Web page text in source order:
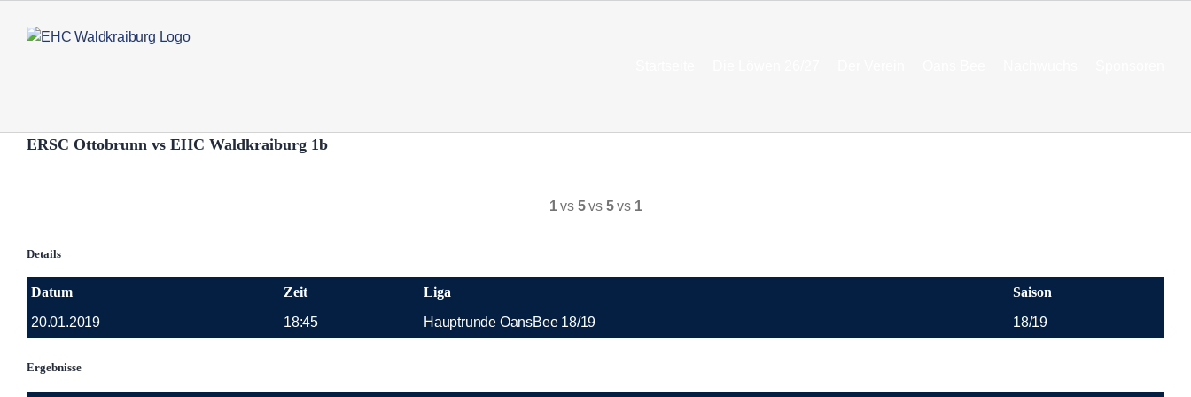
Inhalt
ERSC Ottobrunn vs EHC Waldkraiburg 1b
1vs 5vs 5vs 1
Details
Datum Zeit Liga
Saison
20.01.2019
18:45 Hauptrunde OansBee 18/19 18/19
Ergebnisse